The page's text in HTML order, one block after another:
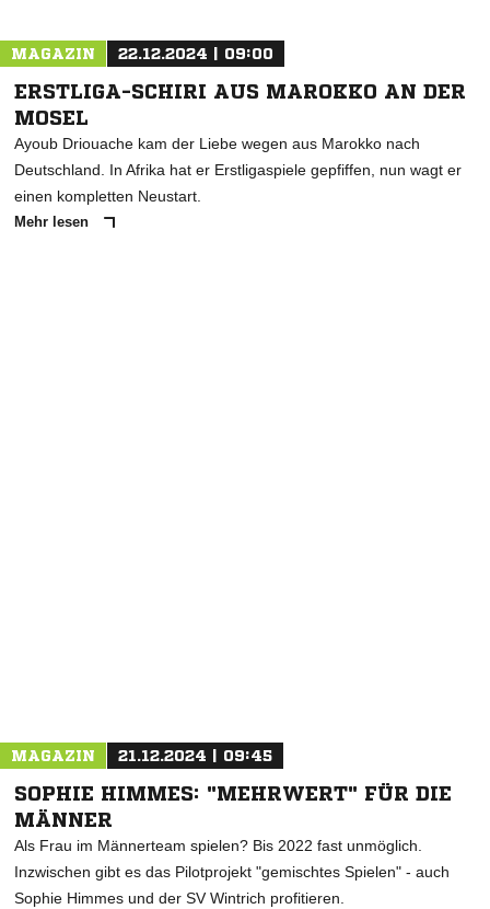
MAGAZIN 22.12.2024 | 09:00
ERSTLIGA-SCHIRI AUS MAROKKO AN DER
MOSEL
Ayoub Driouache kam der Liebe wegen aus Marokko nach
Deutschland. In Afrika hat er Erstligaspiele gepfiffen, nun wagt er
einen kompletten Neustart.
Mehr lesen
MAGAZIN 21.12.2024 | 09:45
SOPHIE HIMMES: "MEHRWERT" FÜR DIE
MÄNNER
Als Frau im Männerteam spielen? Bis 2022 fast unmöglich.
Inzwischen gibt es das Pilotprojekt "gemischtes Spielen" - auch
Sophie Himmes und der SV Wintrich profitieren.